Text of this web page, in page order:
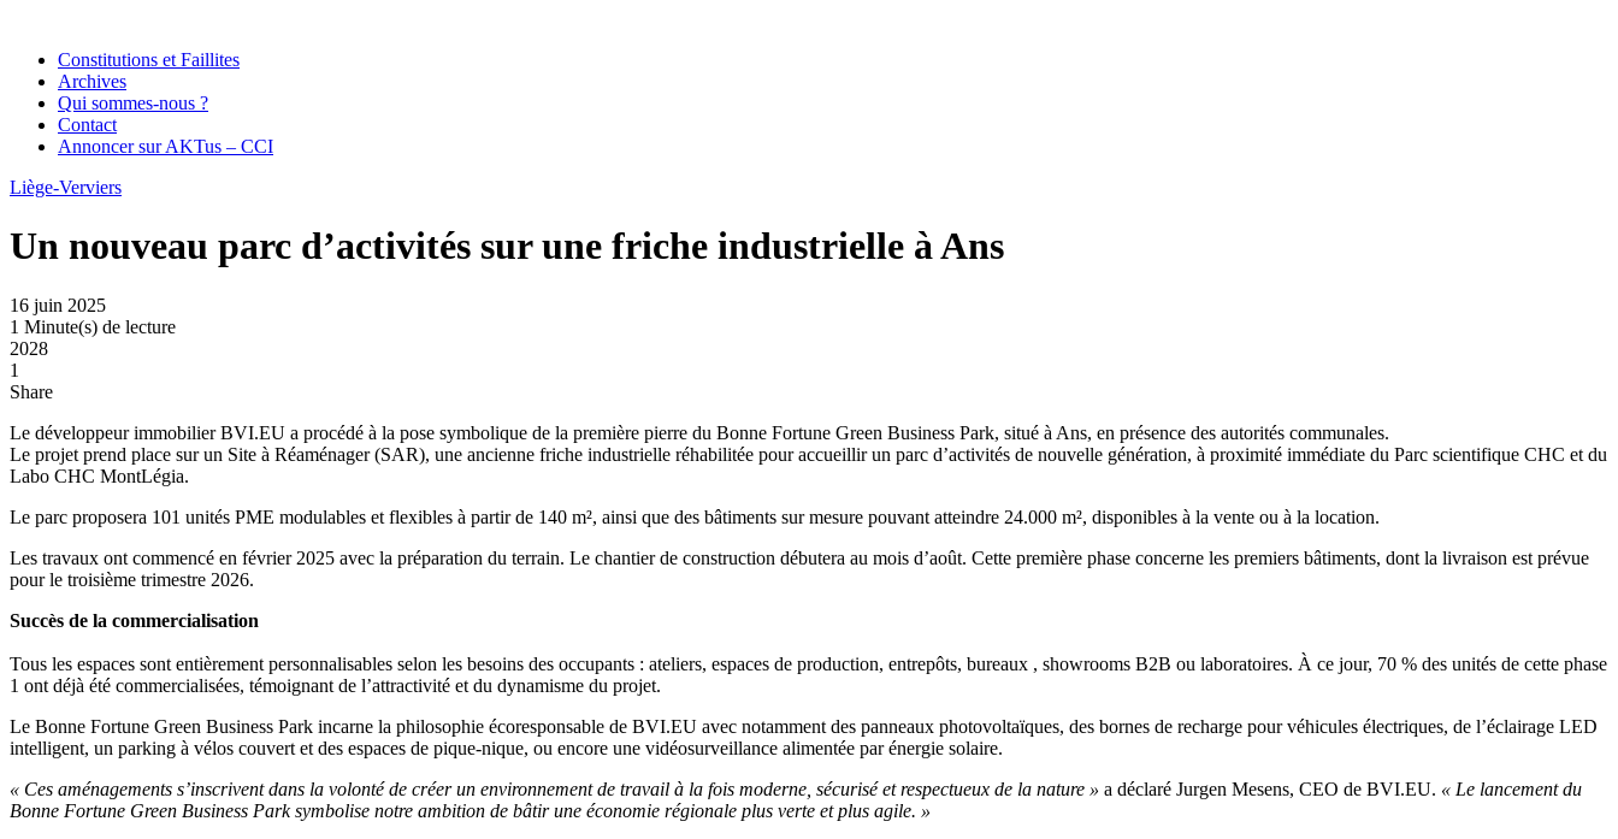
Constitutions et Faillites
Archives
Qui sommes-nous ?
Contact
Annoncer sur AKTus – CCI
Liège-Verviers
Un nouveau parc d’activités sur une friche industrielle à Ans
16 juin 2025
1 Minute(s) de lecture
2028
1
Share
Le développeur immobilier BVI.EU a procédé à la pose symbolique de la première pierre du Bonne Fortune Green Business Park, situé à Ans, en présence des autorités communales.
Le projet prend place sur un Site à Réaménager (SAR), une ancienne friche industrielle réhabilitée pour accueillir un parc d’activités de nouvelle génération, à proximité immédiate du Parc scientifique CHC et du
Labo CHC MontLégia.
Le parc proposera 101 unités PME modulables et flexibles à partir de 140 m², ainsi que des bâtiments sur mesure pouvant atteindre 24.000 m², disponibles à la vente ou à la location.
Les travaux ont commencé en février 2025 avec la préparation du terrain. Le chantier de construction débutera au mois d’août. Cette première phase concerne les premiers bâtiments, dont la livraison est prévue
pour le troisième trimestre 2026.
Succès de la commercialisation
Tous les espaces sont entièrement personnalisables selon les besoins des occupants : ateliers, espaces de production, entrepôts, bureaux , showrooms B2B ou laboratoires. À ce jour, 70 % des unités de cette phase
1 ont déjà été commercialisées, témoignant de l’attractivité et du dynamisme du projet.
Le Bonne Fortune Green Business Park incarne la philosophie écoresponsable de BVI.EU avec notamment des panneaux photovoltaïques, des bornes de recharge pour véhicules électriques, de l’éclairage LED
intelligent, un parking à vélos couvert et des espaces de pique-nique, ou encore une vidéosurveillance alimentée par énergie solaire.
« Ces aménagements s’inscrivent dans la volonté de créer un environnement de travail à la fois moderne, sécurisé et respectueux de la nature » a déclaré Jurgen Mesens, CEO de BVI.EU. « Le lancement du
Bonne Fortune Green Business Park symbolise notre ambition de bâtir une économie régionale plus verte et plus agile. »